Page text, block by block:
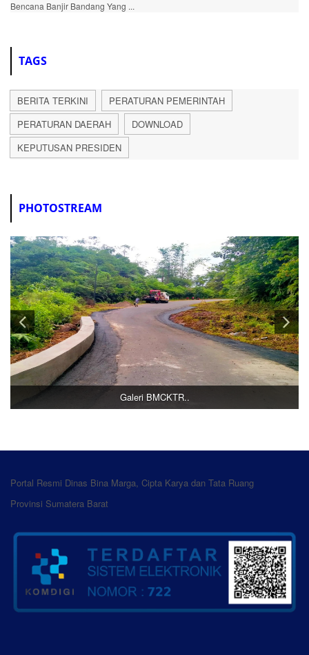
Bencana Banjir Bandang Yang ...
TAGS
BERITA TERKINI
PERATURAN PEMERINTAH
PERATURAN DAERAH
DOWNLOAD
KEPUTUSAN PRESIDEN
PHOTOSTREAM
Galeri BMCKTR..
Portal Resmi Dinas Bina Marga, Cipta Karya dan Tata Ruang
Provinsi Sumatera Barat